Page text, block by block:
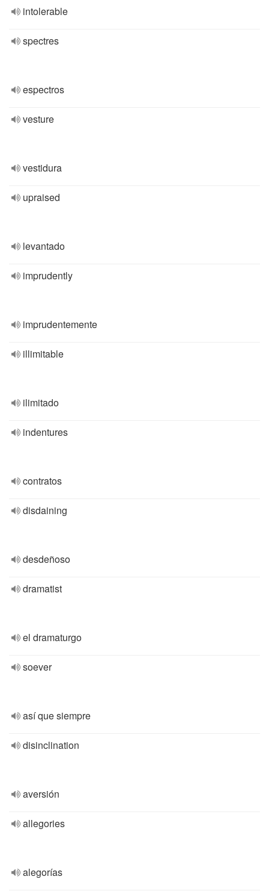
intolerable
spectres
espectros
vesture
vestidura
upraised
levantado
imprudently
imprudentemente
illimitable
ilimitado
indentures
contratos
disdaining
desdeñoso
dramatist
el dramaturgo
soever
así que siempre
disinclination
aversión
allegories
alegorías